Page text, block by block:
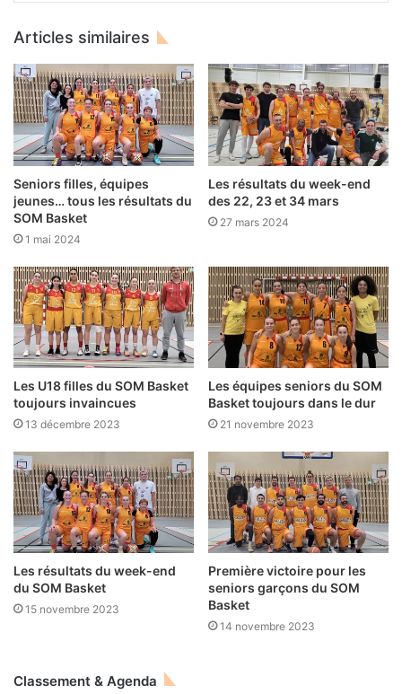
Articles similaires
Seniors filles, équipes
jeunes… tous les résultats du
SOM Basket
1 mai 2024
Les résultats du week-end
des 22, 23 et 34 mars
27 mars 2024
Les U18 filles du SOM Basket
toujours invaincues
13 décembre 2023
Les équipes seniors du SOM
Basket toujours dans le dur
21 novembre 2023
Les résultats du week-end
du SOM Basket
15 novembre 2023
Première victoire pour les
seniors garçons du SOM
Basket
14 novembre 2023
Classement & Agenda